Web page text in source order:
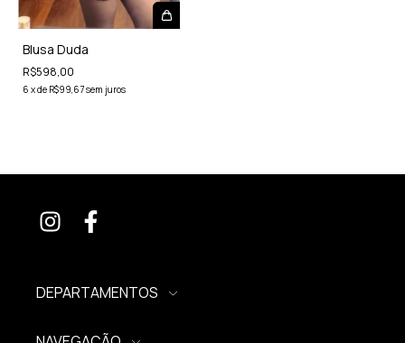
Blusa Duda
R$598,00
6 xde R$99,67sem juros
DEPARTAMENTOS